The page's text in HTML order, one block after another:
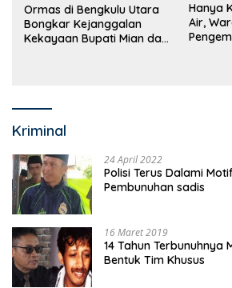
Ormas di Bengkulu Utara
Bongkar Kejanggalan
Kekayaan Bupati Mian dan
Hanya
Air,
Kriminal
24 April 2022
Polisi Terus Dalami
Pembunuhan sadis
16 Maret 2019
14 Tahun Terbunuhnya
Bentuk Tim Khusus